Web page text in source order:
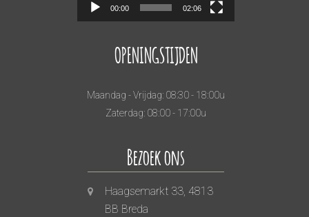
00:00 02:06
OPENINGSTIJDEN
Maandag - Vrijdag: 08:30 - 18:00u
Zaterdag: 08:00 - 17:00u
Bezoek ons
Haagsemarkt 33, 4813
BB Breda